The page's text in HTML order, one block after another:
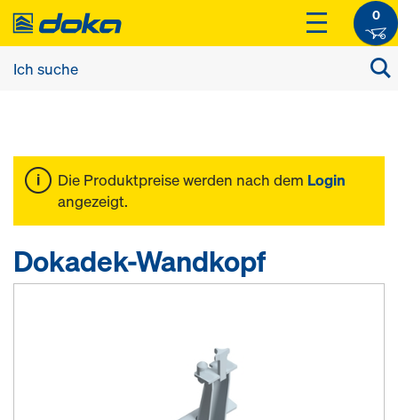
0
Die Produktpreise werden nach dem Login
angezeigt.
Dokadek-Wandkopf